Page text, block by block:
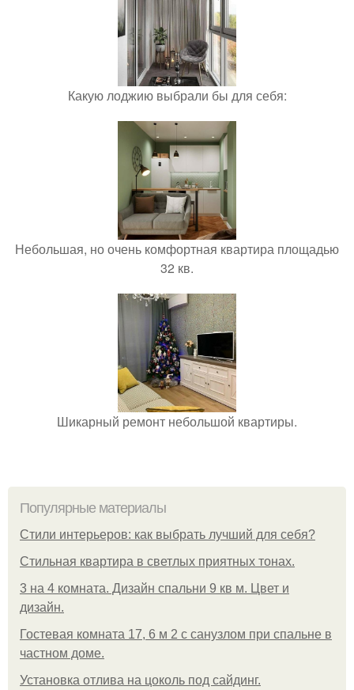
Какую лоджию выбрали бы для себя:
Небольшая, но очень комфортная квартира площадью
32 кв.
Шикарный ремонт небольшой квартиры.
Популярные материалы
Стили интерьеров: как выбрать лучший для себя?
Стильная квартира в светлых приятных тонах.
3 на 4 комната. Дизайн спальни 9 кв м. Цвет и
дизайн.
Гостевая комната 17, 6 м 2 с санузлом при спальне в
частном доме.
Установка отлива на цоколь под сайдинг.